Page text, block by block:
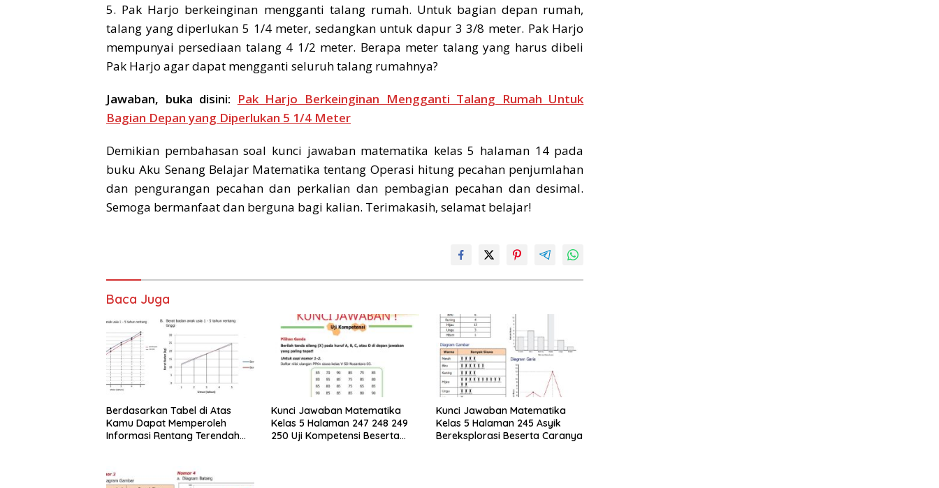
5. Pak Harjo berkeinginan mengganti talang rumah. Untuk bagian depan rumah,
talang yang diperlukan 5 1/4 meter, sedangkan untuk dapur 3 3/8 meter. Pak Harjo
mempunyai persediaan talang 4 1/2 meter. Berapa meter talang yang harus dibeli
Pak Harjo agar dapat mengganti seluruh talang rumahnya?
Jawaban, buka disini: Pak Harjo Berkeinginan Mengganti Talang Rumah Untuk
Bagian Depan yang Diperlukan 5 1/4 Meter
Demikian pembahasan soal kunci jawaban matematika kelas 5 halaman 14 pada
buku Aku Senang Belajar Matematika tentang Operasi hitung pecahan penjumlahan
dan pengurangan pecahan dan perkalian dan pembagian pecahan dan desimal.
Semoga bermanfaat dan berguna bagi kalian. Terimakasih, selamat belajar!
Baca Juga
Berdasarkan Tabel di Atas
Kamu Dapat Memperoleh
Informasi Rentang Terendah
Kunci Jawaban Matematika
Kelas 5 Halaman 247 248 249
250 Uji Kompetensi Beserta
Kunci Jawaban Matematika
Kelas 5 Halaman 245 Asyik
Bereksplorasi Beserta Caranya